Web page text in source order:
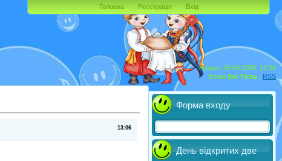
Неділя, 09.08.2026, 13:38
Вітаю Вас Гість | RSS
Головна Реєстрація Вхід
13:06
Форма входу
День відкритих две